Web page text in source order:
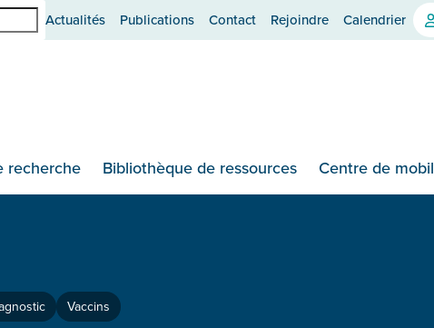
Actualités Publications Contact Rejoindre Calendrier
recherche Bibliothèque de ressources Centre de
Vaccins